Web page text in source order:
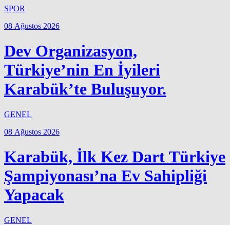
SPOR
08 Ağustos 2026
Dev Organizasyon,
Türkiye’nin En İyileri
Karabük’te Buluşuyor.
GENEL
08 Ağustos 2026
Karabük, İlk Kez Dart Türkiye
Şampiyonası’na Ev Sahipliği
Yapacak
GENEL